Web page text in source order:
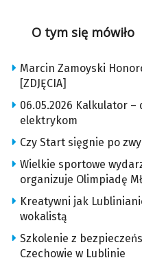
O tym się mówiło
Marcin Zamoyski
[ZDJĘCIA]
06.05.2026 Kalkulator
elektrykom
Czy Start sięgnie po
Wielkie sportowe
organizuje Olimpiadę
Kreatywni jak
wokalistą
Szkolenie z
Czechowie w Lublinie